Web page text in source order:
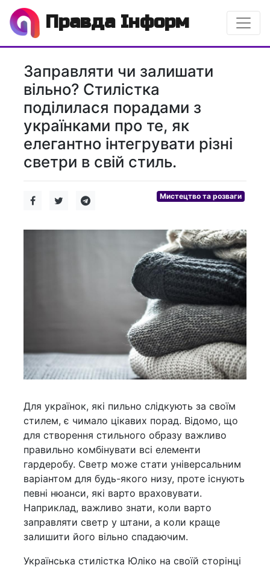
Правда Інформ
Заправляти чи залишати
вільно? Стилістка
поділилася порадами з
українками про те, як
елегантно інтегрувати різні
светри в свій стиль.
Мистецтво та розваги
Для українок, які пильно слідкують за своїм
стилем, є чимало цікавих порад. Відомо, що
для створення стильного образу важливо
правильно комбінувати всі елементи
гардеробу. Светр може стати універсальним
варіантом для будь-якого низу, проте існують
певні нюанси, які варто враховувати.
Наприклад, важливо знати, коли варто
заправляти светр у штани, а коли краще
залишити його вільно спадаючим.
Українська стилістка Юліко на своїй сторінці